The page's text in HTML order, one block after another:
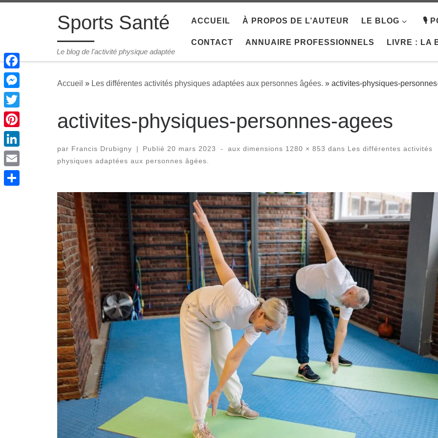
Passer au contenuSports Santé
Le blog de l'activité physique adaptée
ACCUEIL À PROPOS DE L’AUTEUR LE BLOG 🎙️
CONTACT ANNUAIRE PROFESSIONNELS LIVRE : LA
Accueil » Les différentes activités physiques adaptées aux personnes âgées. » activites-physiques-
activites-physiques-personnes-agees
par Francis Drubigny | Publié 20 mars 2023 - aux dimensions 1280 × 853 dans Les différentes activités
physiques adaptées aux personnes âgées.
Navigation des images
Facebook
Messenger
Twitter
Pinterest
LinkedIn
Email